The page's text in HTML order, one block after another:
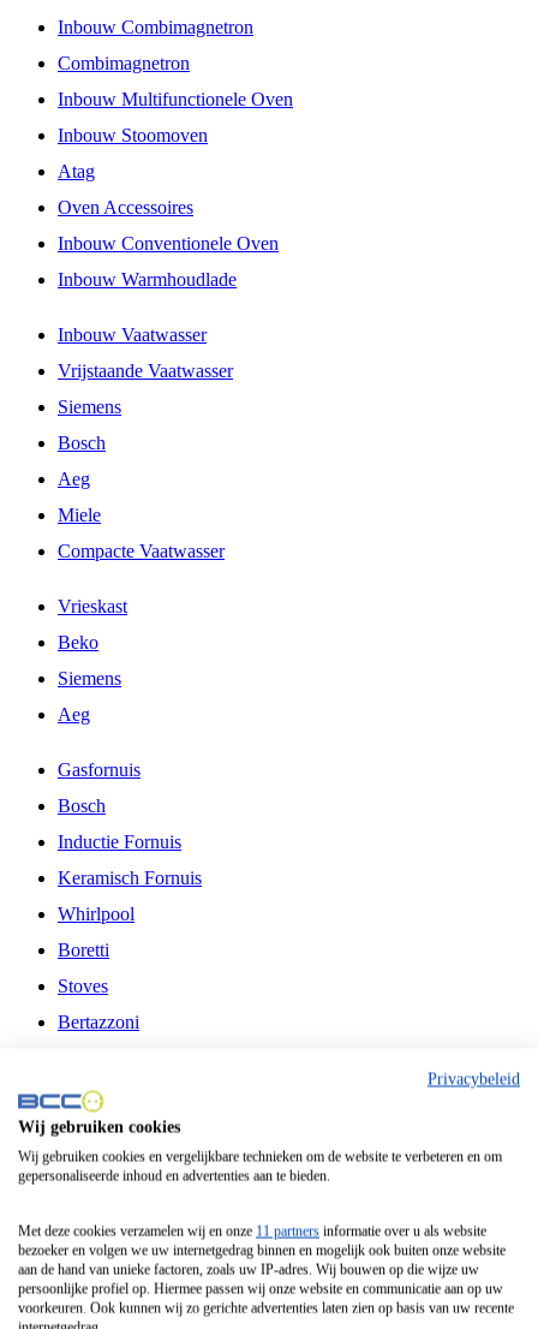
Inbouw Combimagnetron
Combimagnetron
Inbouw Multifunctionele Oven
Inbouw Stoomoven
Atag
Oven Accessoires
Inbouw Conventionele Oven
Inbouw Warmhoudlade
Inbouw Vaatwasser
Vrijstaande Vaatwasser
Siemens
Bosch
Aeg
Miele
Compacte Vaatwasser
Vrieskast
Beko
Siemens
Aeg
Gasfornuis
Bosch
Inductie Fornuis
Keramisch Fornuis
Whirlpool
Boretti
Stoves
Bertazzoni
Fitelli
Airfryer
Frituurpan
Contactgrill
Broodbakmachine
Broodrooster
Privacybeleid
Wij gebruiken cookies
Wij gebruiken cookies en vergelijkbare technieken om de website te verbeteren en om
gepersonaliseerde inhoud en advertenties aan te bieden.
Met deze cookies verzamelen wij en onze 11 partners informatie over u als website
bezoeker en volgen we uw internetgedrag binnen en mogelijk ook buiten onze website
aan de hand van unieke factoren, zoals uw IP-adres. Wij bouwen op die wijze uw
persoonlijke profiel op. Hiermee passen wij onze website en communicatie aan op uw
voorkeuren. Ook kunnen wij zo gerichte advertenties laten zien op basis van uw recente